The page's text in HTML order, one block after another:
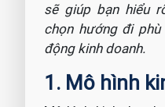
sẽ giúp bạn hiểu
chọn hướng đi
động kinh doanh.
1. Mô hình